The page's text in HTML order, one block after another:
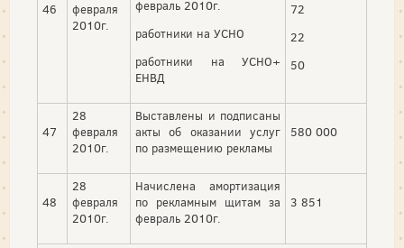
46
февраля
2010г.
февраль 2010г.
работники на УСНО
работники на УСНО+
ЕНВД
72
22
50
47
28
февраля
2010г.
Выставлены и подписаны
акты об оказании услуг
по размещению рекламы
580 000
48
28
февраля
2010г.
Начислена амортизация
по рекламным щитам за
февраль 2010г.
3 851